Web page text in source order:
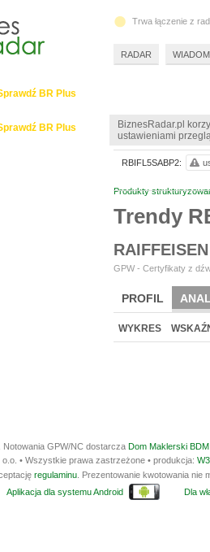
BiznesRadar.pl
ustawieniami
Produkty
Trendy
GPW - Certyfikaty z
PROFIL
WYKRES
RBIFL5SABP2:
BR Plus
BR Plus
Trwa łączenie z
RADAR
Notowania GPW/NC dostarcza Dom Maklerski
• Wszystkie prawa zastrzeżone • produkcja:
regulaminu . Prezentowanie kwotowania
Aplikacja dla systemu Android Dla